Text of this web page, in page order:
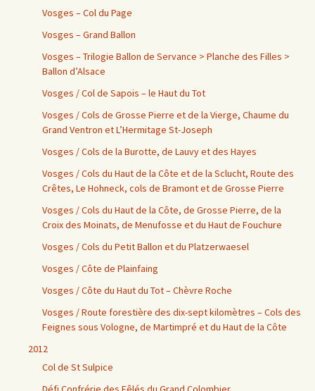
Vosges – Col du Page
Vosges – Grand Ballon
Vosges – Trilogie Ballon de Servance > Planche des Filles >
Ballon d’Alsace
Vosges / Col de Sapois – le Haut du Tot
Vosges / Cols de Grosse Pierre et de la Vierge, Chaume du
Grand Ventron et L’Hermitage St-Joseph
Vosges / Cols de la Burotte, de Lauvy et des Hayes
Vosges / Cols du Haut de la Côte et de la Sclucht, Route des
Crêtes, Le Hohneck, cols de Bramont et de Grosse Pierre
Vosges / Cols du Haut de la Côte, de Grosse Pierre, de la
Croix des Moinats, de Menufosse et du Haut de Fouchure
Vosges / Cols du Petit Ballon et du Platzerwaesel
Vosges / Côte de Plainfaing
Vosges / Côte du Haut du Tot – Chèvre Roche
Vosges / Route forestière des dix-sept kilomètres – Cols des
Feignes sous Vologne, de Martimpré et du Haut de la Côte
2012
Col de St Sulpice